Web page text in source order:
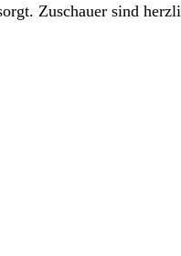
Zuschauer sind